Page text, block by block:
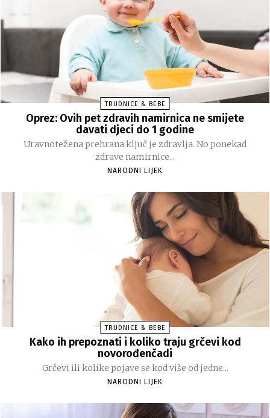
TRUDNICE & BEBE
Oprez: Ovih pet zdravih namirnica ne smijete
davati djeci do 1 godine
Uravnotežena prehrana ključ je zdravlja. No ponekad
zdrave namirnice...
NARODNI LIJEK
TRUDNICE & BEBE
Kako ih prepoznati i koliko traju grčevi kod
novorođenčadi
Grčevi ili kolike pojave se kod više od jedne...
NARODNI LIJEK